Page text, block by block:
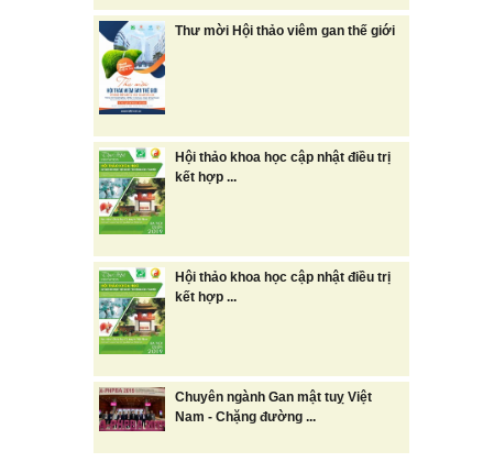
Thư mời Hội thảo viêm gan thế giới
Hội thảo khoa học cập nhật điều trị
kết hợp ...
Hội thảo khoa học cập nhật điều trị
kết hợp ...
Chuyên ngành Gan mật tuỵ Việt
Nam - Chặng đường ...